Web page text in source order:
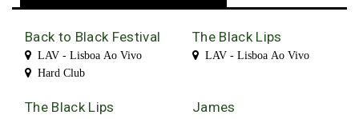
Back to Black Festival
LAV - Lisboa Ao Vivo
Hard Club
The Black Lips
LAV - Lisboa Ao Vivo
The Black Lips James